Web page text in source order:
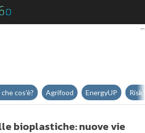
Dall’amianto alle bioplastiche:
che cos'è? Agrifood EnergyUP Risk
bioplastiche: nuove vie